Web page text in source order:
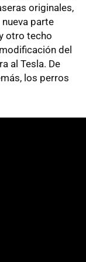
originales,
parte
otro techo
del
al Tesla. De
los perros